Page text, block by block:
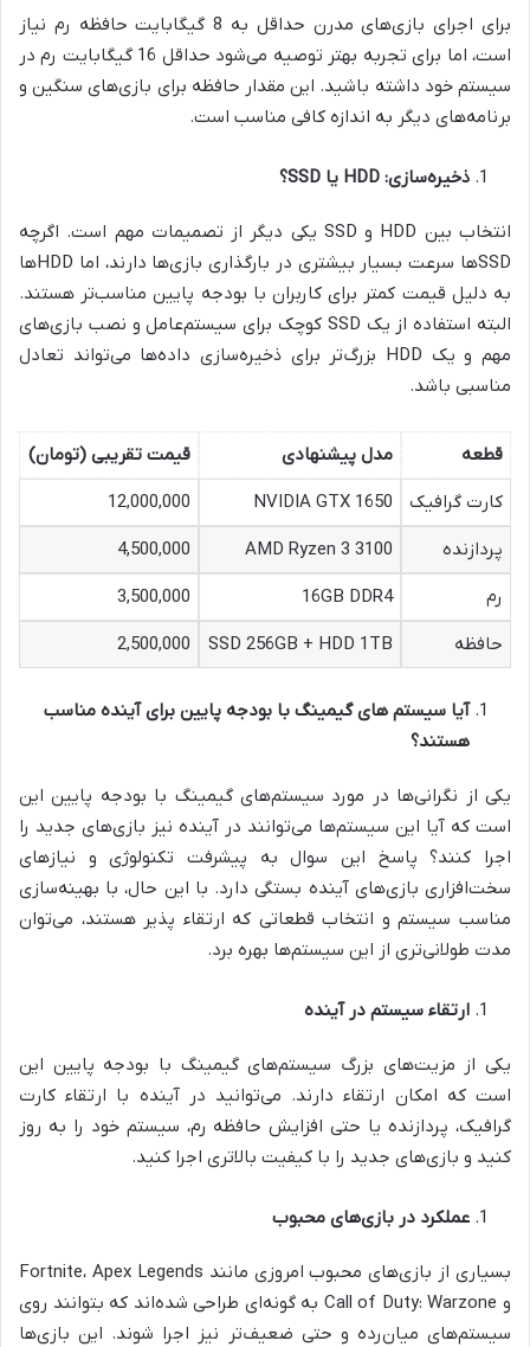
برای اجرای بازی‌های مدرن حداقل به 8 گیگابایت حافظه رم نیاز
است، اما برای تجربه بهتر توصیه می‌شود حداقل 16 گیگابایت رم در
سیستم خود داشته باشید. این مقدار حافظه برای بازی‌های سنگین و
برنامه‌های دیگر به اندازه کافی مناسب است.
ذخیره‌سازی: HDD یا ؟
انتخاب بین HDD و SSD یکی دیگر از تصمیمات مهم است. اگرچه
SSDها سرعت بسیار بیشتری در بارگذاری بازی‌ها دارند، اما HDDها
به دلیل قیمت کمتر برای کاربران با بودجه پایین مناسب‌تر هستند.
البته استفاده از یک SSD کوچک برای سیستم‌عامل و نصب بازی‌های
مهم و یک HDD بزرگ‌تر برای ذخیره‌سازی داده‌ها می‌تواند تعادل
مناسبی باشد.
قطعه مدل پیشنهادی
قیمت تقریبی (تومان)
کارت گرافیک
NVIDIA GTX 1650
12,000,000
پردازنده
AMD Ryzen 3 3100
4,500,000
رم
16GB DDR4
3,500,000
حافظه
SSD 256GB + HDD 1TB
2,500,000
آیا سیستم های گیمینگ با بودجه پایین برای آینده مناسب
هستند؟
یکی از نگرانی‌ها در مورد سیستم‌های گیمینگ با بودجه پایین این
است که آیا این سیستم‌ها می‌توانند در آینده نیز بازی‌های جدید را
اجرا کنند؟ پاسخ این سوال به پیشرفت تکنولوژی و نیازهای
سخت‌افزاری بازی‌های آینده بستگی دارد. با این حال، با بهینه‌سازی
مناسب سیستم و انتخاب قطعاتی که ارتقاء پذیر هستند، می‌توان
مدت طولانی‌تری از این سیستم‌ها بهره برد.
ارتقاء سیستم در آینده
یکی از مزیت‌های بزرگ سیستم‌های گیمینگ با بودجه پایین این
است که امکان ارتقاء دارند. می‌توانید در آینده با ارتقاء کارت
گرافیک، پردازنده یا حتی افزایش حافظه رم، سیستم خود را به روز
کنید و بازی‌های جدید را با کیفیت بالاتری اجرا کنید.
عملکرد در بازی‌های محبوب
بسیاری از بازی‌های محبوب امروزی مانند Fortnite، Apex Legends
و Call of Duty: Warzone به گونه‌ای طراحی شده‌اند که بتوانند روی
سیستم‌های میان‌رده و حتی ضعیف‌تر نیز اجرا شوند. این بازی‌ها